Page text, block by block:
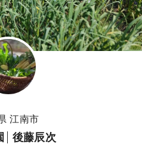
江南市
後藤辰次